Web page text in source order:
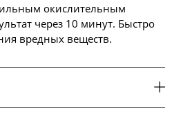
окислительным
через 10 минут. Быстро
вредных веществ.